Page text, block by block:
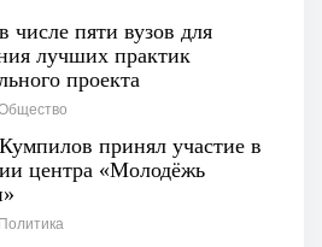
пяти вузов для
лучших практик
проекта
труда»
принял участие в
центра «Молодёжь